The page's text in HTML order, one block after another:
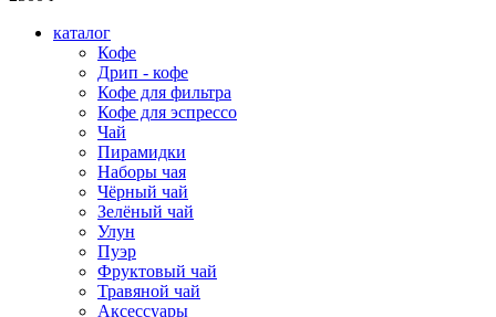
каталог
Кофе
Дрип - кофе
Кофе для фильтра
Кофе для эспрессо
Чай
Пирамидки
Наборы чая
Чёрный чай
Зелёный чай
Улун
Пуэр
Фруктовый чай
Травяной чай
Аксессуары